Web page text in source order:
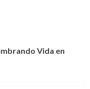
Vida en